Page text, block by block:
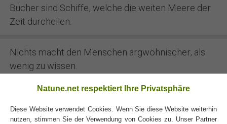
Bücher sind Schiffe, welche die weiten Meere der
Zeit durcheilen.
Nichts macht den Menschen argwöhnischer, als
wenig zu wissen.
Natune.net respektiert Ihre Privatsphäre
Diese Website verwendet Cookies. Wenn Sie diese Website weiterhin
nutzen, stimmen Sie der Verwendung von Cookies zu. Unser Partner